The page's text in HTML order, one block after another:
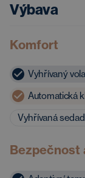
Výbava
Komfort
Vyhřívaný
Automatická
Vyhřívaná
Bezpečnost